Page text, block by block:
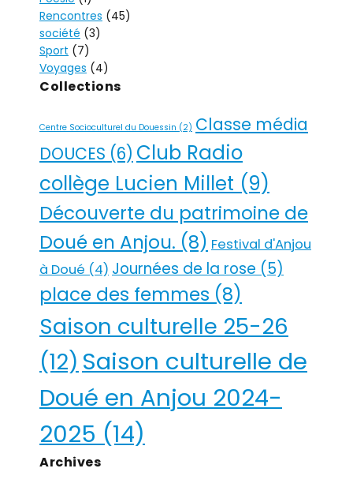
:
Rencontres (45)
société (3)
Sport (7)
Voyages (4)
Collections
Centre Socioculturel du Douessin (2) Classe média
DOUCES (6) Club Radio
collège Lucien Millet (9)
Découverte du patrimoine de
Doué en Anjou. (8) Festival d'Anjou
à Doué (4) Journées de la rose (5)
place des femmes (8)
Saison culturelle 25-26
(12) Saison culturelle de
Doué en Anjou 2024-
2025 (14)
Archives